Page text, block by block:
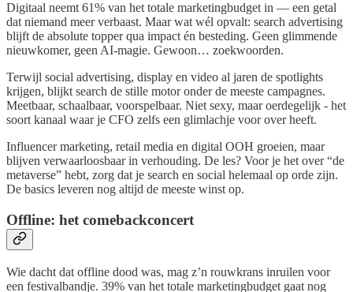
Digitaal neemt 61% van het totale marketingbudget in — een getal
dat niemand meer verbaast. Maar wat wél opvalt: search advertising
blijft de absolute topper qua impact én besteding. Geen glimmende
nieuwkomer, geen AI-magie. Gewoon… zoekwoorden.
Terwijl social advertising, display en video al jaren de spotlights
krijgen, blijkt search de stille motor onder de meeste campagnes.
Meetbaar, schaalbaar, voorspelbaar. Niet sexy, maar oerdegelijk - het
soort kanaal waar je CFO zelfs een glimlachje voor over heeft.
Influencer marketing, retail media en digital OOH groeien, maar
blijven verwaarloosbaar in verhouding. De les? Voor je het over “de
metaverse” hebt, zorg dat je search en social helemaal op orde zijn.
De basics leveren nog altijd de meeste winst op.
Offline: het comebackconcert
Wie dacht dat offline dood was, mag z’n rouwkrans inruilen voor
een festivalbandje. 39% van het totale marketingbudget gaat nog